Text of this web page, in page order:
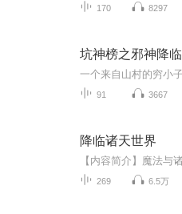
170 8297
坑神榜之邪神降临
91 3667
降临诸天世界
269 6.5万